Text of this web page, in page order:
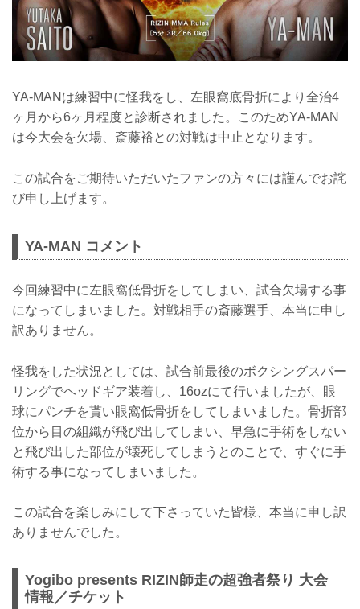
YA-MANは練習中に怪我をし、左眼窩底骨折により全治4
ヶ月から6ヶ月程度と診断されました。このためYA-MAN
は今大会を欠場、斎藤裕との対戦は中止となります。
この試合をご期待いただいたファンの方々には謹んでお詫
び申し上げます。
YA-MAN コメント
今回練習中に左眼窩低骨折をしてしまい、試合欠場する事
になってしまいました。対戦相手の斎藤選手、本当に申し
訳ありません。
怪我をした状況としては、試合前最後のボクシングスパー
リングでヘッドギア装着し、16ozにて行いましたが、眼
球にパンチを貰い眼窩低骨折をしてしまいました。骨折部
位から目の組織が飛び出してしまい、早急に手術をしない
と飛び出した部位が壊死してしまうとのことで、すぐに手
術する事になってしまいました。
この試合を楽しみにして下さっていた皆様、本当に申し訳
ありませんでした。
Yogibo presents RIZIN師走の超強者祭り 大会
情報／チケット